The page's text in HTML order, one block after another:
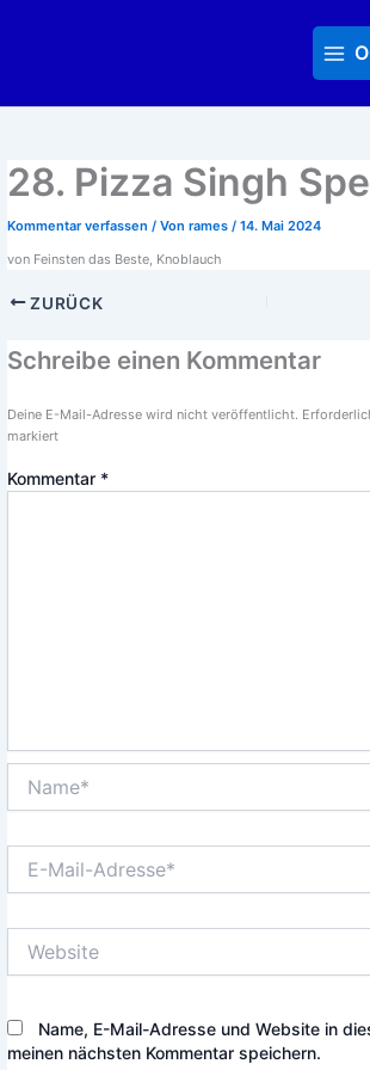
28. Pizza Singh
Kommentar verfassen / Von rames / 14. Mai 2024
von Feinsten das Beste, Knoblauch
ZURÜCK
Schreibe einen Kommentar
Deine E-Mail-Adresse wird nicht veröffentlicht.
markiert
Kommentar *
Mail-
Name, E-Mail-Adresse und Website in
meinen nächsten Kommentar speichern.